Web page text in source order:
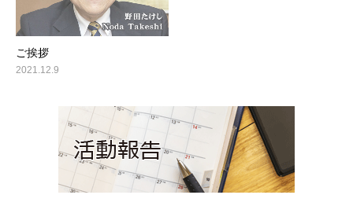
ご挨拶
2021.12.9